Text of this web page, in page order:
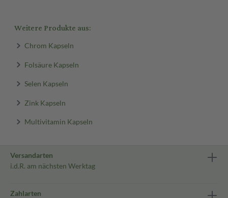
Weitere Produkte aus:
Chrom Kapseln
Folsäure Kapseln
Selen Kapseln
Zink Kapseln
Multivitamin Kapseln
Versandarten
i.d.R. am nächsten Werktag
Zahlarten